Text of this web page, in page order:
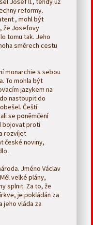
reformy.
, mohl být
že Josefovy
tomu tak. Jeho
směrech cestu
monarchie s sebou
To mohla být
jazykem na
nastoupit do
Čeští
se poněmčení
bojovat proti
rozvíjet
české noviny,
Jméno Václav
velké plány,
splnit. Za to, že
je pokládán za
jeho vláda za